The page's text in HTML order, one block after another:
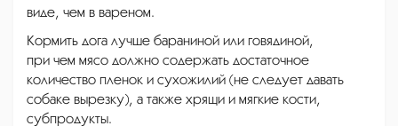
виде, чем в вареном.
Кормить дога лучше бараниной или говядиной,
при чем мясо должно содержать достаточное
количество пленок и сухожилий (не следует давать
собаке вырезку), а также хрящи и мягкие кости,
субпродукты.